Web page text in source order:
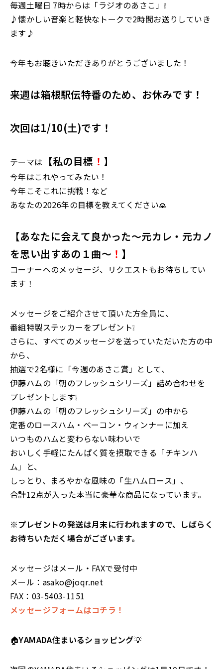
毎週土曜日 7時からは「ラジオのあさこ」❕
♪懐かしい音楽と軽快なトークで2時間お送りしていき
ます♪
今年もお聴きいただきありがとうございました！
来週は箱根駅伝特番のため、お休みです！
次回は1/10(土)です！
テーマは 【私の目標 ！ 】
今年はこれやってみたい！
今年こそこれに挑戦！など
あなたの2026年の目標を教えてください🙏
【あなたに会えて良かった～元カレ・元カノ
を思い出すあの１曲～ ！ 】
コーナーへのメッセージ、リクエストもお待ちしてい
ます！
メッセージをご紹介させて頂いた方全員に、
番組特製ステッカーをプレゼント❕
さらに、すべてのメッセージを送っていただいた方の中
から、
抽選で2名様に「今週のあさこ賞」として、
伊藤ハムの「朝のフレッシュシリーズ」詰め合わせを
プレゼントします❕
伊藤ハムの「朝のフレッシュシリーズ」の中から
定番のロースハム・ベーコン・ウィンナーに加え
いつものハムと変わらない味わいで
おいしく手軽にたんぱく質を摂取できる「チキンハ
ム」と、
しっとり、まろやかな風味の「生ハムロース」、
合計12点が入った本当に豪華な商品になっています。
※プレゼントの発送は月末に行われますので、しばらく
お待ちいただく場合がございます。
メッセージはメール・FAXで受付中
メール：asako@joqr.net
FAX：03-5403-1151
メッセージフォームはコチラ！
🏠YAMADA住まいるショッピング💡